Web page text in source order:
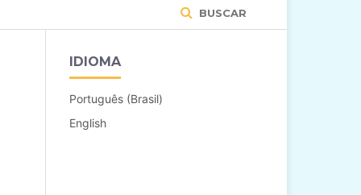
BUSCAR
IDIOMA
Português (Brasil)
English